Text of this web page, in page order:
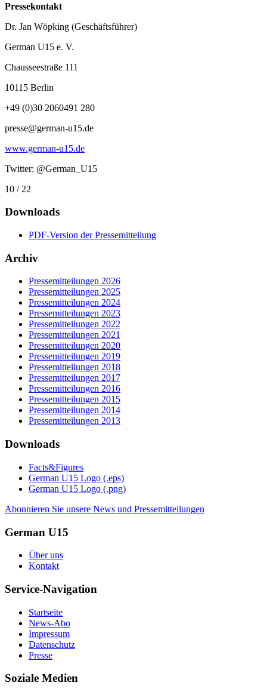
Pressekontakt
Dr. Jan Wöpking (Geschäftsführer)
German U15 e. V.
Chausseestraße 111
10115 Berlin
+49 (0)30 2060491 280
presse@german-u15.de
www.german-u15.de
Twitter: @German_U15
10 / 22
Downloads
PDF-Version der Pressemitteilung
Archiv
Pressemitteilungen 2026
Pressemitteilungen 2025
Pressemitteilungen 2024
Pressemitteilungen 2023
Pressemitteilungen 2022
Pressemitteilungen 2021
Pressemitteilungen 2020
Pressemitteilungen 2019
Pressemitteilungen 2018
Pressemitteilungen 2017
Pressemitteilungen 2016
Pressemitteilungen 2015
Pressemitteilungen 2014
Pressemitteilungen 2013
Downloads
Facts&Figures
German U15 Logo (.eps)
German U15 Logo (.png)
Abonnieren Sie unsere News und Pressemitteilungen
German U15
Über uns
Kontakt
Service-Navigation
Startseite
News-Abo
Impressum
Datenschutz
Presse
Soziale Medien